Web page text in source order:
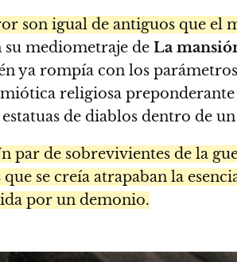
son igual de antiguos que el
mediometraje de La
ya rompía con los
religiosa
de diablos dentro de
par de sobrevivientes de la
se creía atrapaban la
por un demonio.